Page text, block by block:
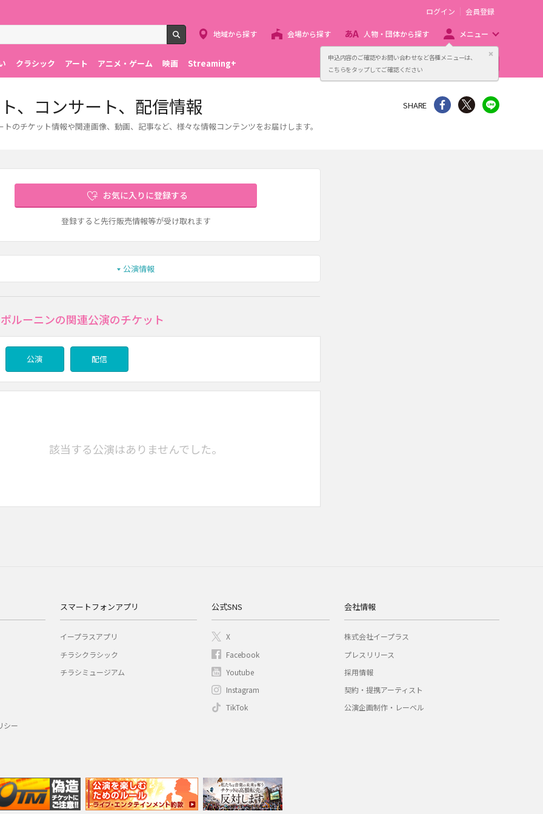
申込内容のご確認やお問い合わせなど各種メニューは、
こちらをタップしてご確認ください
閉じる
検索
ログイン 会員登録
地域から探す 会場から探す 人物・団体から探す メニュー
クラシック アート アニメ・ゲーム 映画 Streaming+ 主催者向け販売サービス
、コンサート、配信情報
のチケット情報や関連画像、動画、記事など、様々な情報コンテンツをお届けします。
SHARE シェア Twitter
お気に入りに登録する
登録すると先行販売情報等が受け取れます
公演情報
ルーニンの関連公演のチケット
公演 配信
該当する公演はありませんでした。
シー
スマートフォンアプリ
イープラスアプリ
チラシクラシック
チラシミュージアム
公式SNS
X
Facebook
Youtube
Instagram
TikTok
会社情報
株式会社イープラス
プレスリリース
採用情報
契約・提携アーティスト
公演企画制作・レーベル